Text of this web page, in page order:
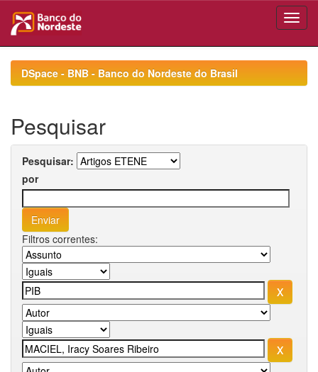
navigationDSpace - BNB - Banco do Nordeste do Brasil
Pesquisar
Pesquisar:
por
Filtros correntes: